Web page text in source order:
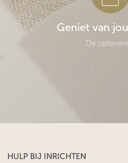
Geniet van
De
HULP BIJ INRICHTEN